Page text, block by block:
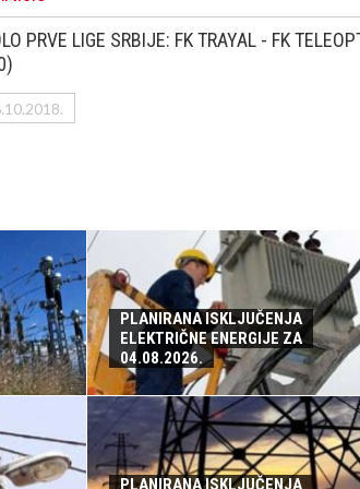
PRVE LIGE SRBIJE: FK TRAYAL - FK
PLANIRANA ISKLJUČENJA
ELEKTRIČNE ENERGIJE ZA
04.08.2026.
PLANIRANA ISKLJUČENJA